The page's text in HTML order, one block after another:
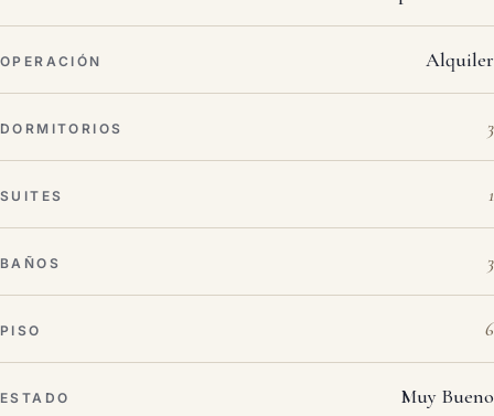
OPERACIÓN Alquiler
DORMITORIOS 3
SUITES 1
BAÑOS 3
PISO 6
ESTADO Muy Bueno